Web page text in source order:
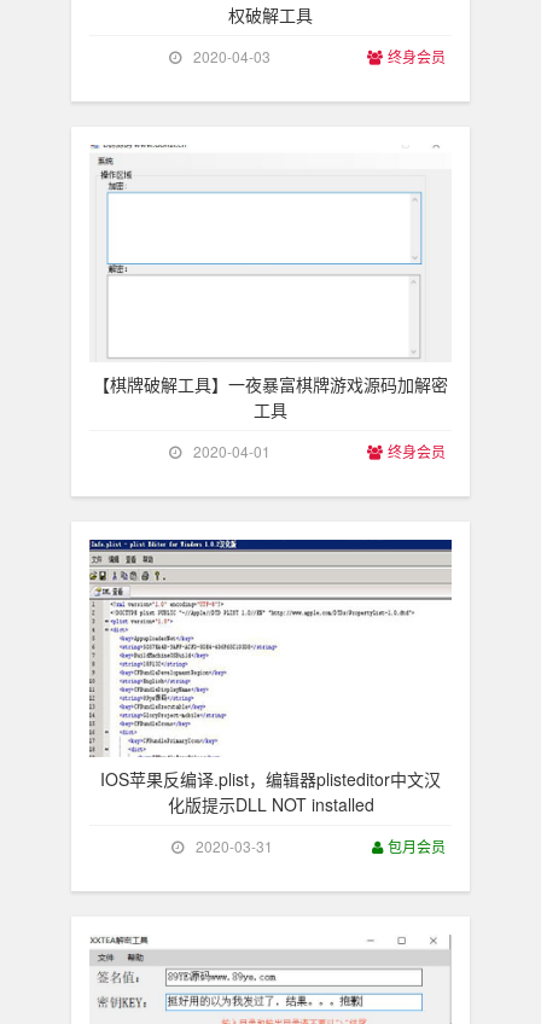
权破解工具
2020-04-03 终身会员
【棋牌破解工具】一夜暴富棋牌游戏源码加解密
工具
2020-04-01 终身会员
IOS苹果反编译.plist，编辑器plisteditor中文汉
化版提示DLL NOT installed
2020-03-31 包月会员